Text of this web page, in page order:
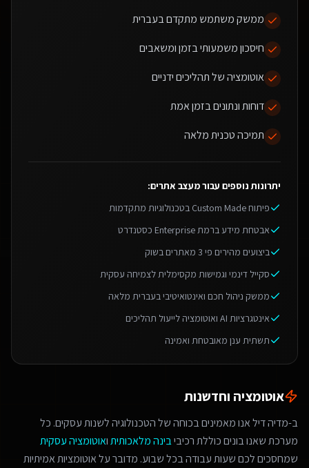
ממשק משתמש מתקדם בעברית
חיסכון משמעותי בזמן ומשאבים
אוטומציה של תהליכים ידניים
דוחות ונתונים בזמן אמת
תמיכה טכנית מלאה
יתרונות נוספים עבורמעצב אתרים:
פיתוח Custom Made בטכנולוגיות מתקדמות
אבטחת מידע ברמת Enterprise כסטנדרט
ביצועים מהירים פי 3 מאתרים בשוק
סקייל דינמי וגמישות מקסימלית לצמיחה עסקית
ממשק ניהול חכם ואינטואיטיבי בעברית מלאה
אינטגרציות AI ואוטומציה לייעול תהליכים
תשתית ענן מאובטחת ואמינה
אוטומציה וחדשנות
ב-מדיה דיל אנו מאמינים בכוחה של הטכנולוגיה לשנות עסקים. כל
מערכת שאנו בונים כוללת רכיביבינה מלאכותיתואוטומציה עסקית
שמחסכים לכם שעות עבודה בכל שבוע. מדובר על אוטומציות אמיתיות